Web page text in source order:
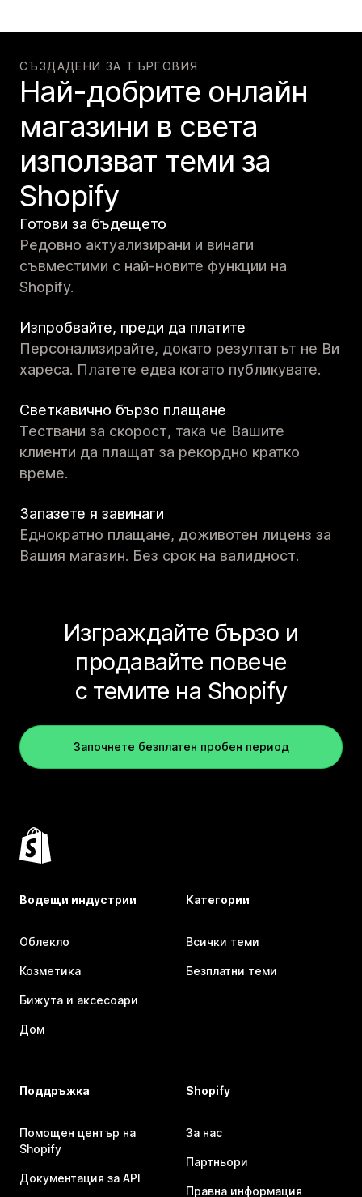
СЪЗДАДЕНИ ЗА ТЪРГОВИЯ
Най-добрите онлайн
магазини в света
използват теми за
Shopify
Готови за бъдещето
Редовно актуализирани и винаги
съвместими с най-новите функции на
Shopify.
Изпробвайте, преди да платите
Персонализирайте, докато резултатът не Ви
хареса. Платете едва когато публикувате.
Светкавично бързо плащане
Тествани за скорост, така че Вашите
клиенти да плащат за рекордно кратко
време.
Запазете я завинаги
Еднократно плащане, доживотен лиценз за
Вашия магазин. Без срок на валидност.
Изграждайте бързо и
продавайте повече
с темите на Shopify
Започнете безплатен пробен период
Водещи индустрии
Облекло
Козметика
Бижута и аксесоари
Дом
Категории
Всички теми
Безплатни теми
Поддръжка
Помощен център на
Shopify
Документация за API
Shopify
За нас
Партньори
Правна информация